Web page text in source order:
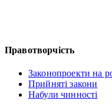
Правотворчість
Законопроекти на
Прийняті закони
Набули чинності